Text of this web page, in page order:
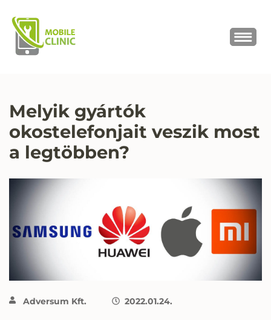
Melyik gyártók
okostelefonjait veszik most
a legtöbben?
Adversum Kft. 2022.01.24.